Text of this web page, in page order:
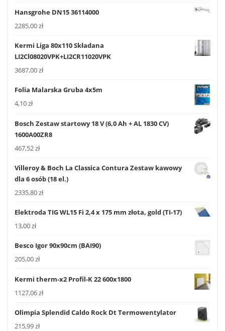
Hansgrohe DN15 36114000
2285,00zł
Kermi Liga 80x110 Składana
LI2Cl08020VPK+LI2CR11020VPK
3687,00zł
Folia Malarska Gruba 4x5m
4,10zł
Bosch Zestaw startowy 18 V (6,0 Ah + AL 1830 CV)
1600A00ZR8
467,52zł
Villeroy & Boch La Classica Contura Zestaw kawowy
dla 6 osób (18 el.)
2335,80zł
Elektroda TIG WL15 Fi 2,4 x 175 mm złota, gold (TI-17)
13,00zł
Besco Igor 90x90cm (BAI90)
205,00zł
Kermi therm-x2 Profil-K 22 600x1800
1127,06zł
Olimpia Splendid Caldo Rock Dt Termowentylator
215,99zł